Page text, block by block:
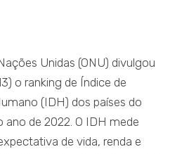
Unidas (ONU) divulgou
o ranking de Índice de
(IDH) dos países do
ano de 2022. O IDH mede
de vida, renda e